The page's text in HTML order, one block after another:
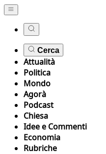
Cerca
Attualità
Politica
Mondo
Agorà
Podcast
Chiesa
Idee e Commenti
Economia
Rubriche